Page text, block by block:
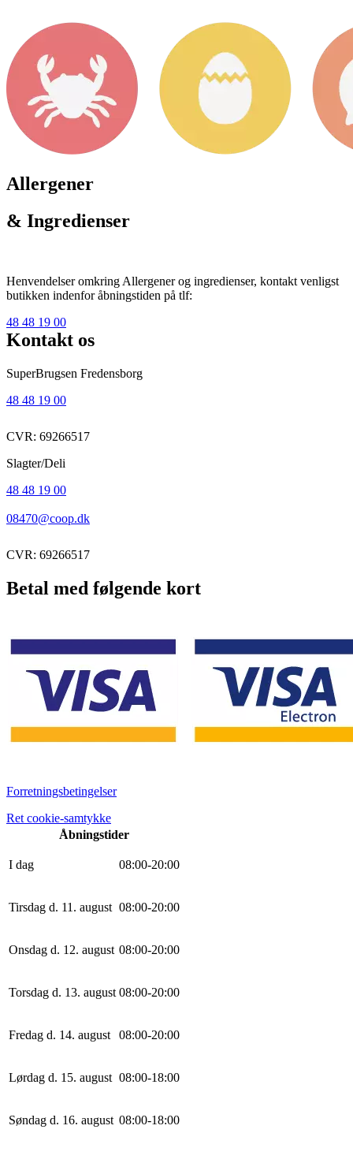
Allergener
& Ingredienser
Henvendelser omkring Allergener og ingredienser, kontakt venligst
butikken indenfor åbningstiden på tlf:
48 48 19 00
Kontakt os
SuperBrugsen Fredensborg
48 48 19 00
CVR: 69266517
Slagter/Deli
48 48 19 00
08470@coop.dk
CVR: 69266517
Betal med følgende kort
Forretningsbetingelser
Ret cookie-samtykke
Åbningstider
I dag 08:00-20:00
Tirsdag d. 11. august 08:00-20:00
Onsdag d. 12. august 08:00-20:00
Torsdag d. 13. august 08:00-20:00
Fredag d. 14. august 08:00-20:00
Lørdag d. 15. august 08:00-18:00
Søndag d. 16. august 08:00-18:00